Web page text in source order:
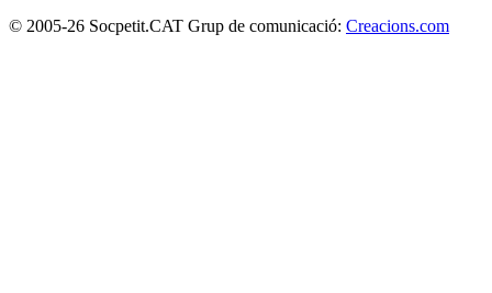
© 2005-26 Socpetit.CAT Grup de comunicació: Creacions.com